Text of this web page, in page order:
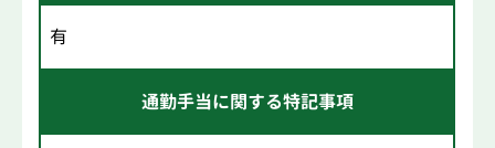
有
通勤手当に関する特記事項